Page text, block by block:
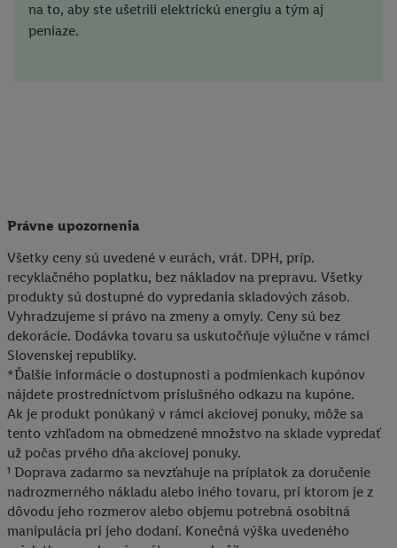
na to, aby ste ušetrili elektrickú energiu a tým aj
peniaze.
Právne upozornenia
Všetky ceny sú uvedené v eurách, vrát. DPH, príp.
recyklačného poplatku, bez nákladov na prepravu. Všetky
produkty sú dostupné do vypredania skladových zásob.
Vyhradzujeme si právo na zmeny a omyly. Ceny sú bez
dekorácie. Dodávka tovaru sa uskutočňuje výlučne v rámci
Slovenskej republiky.
*Ďalšie informácie o dostupnosti a podmienkach kupónov
nájdete prostredníctvom príslušného odkazu na kupóne.
Ak je produkt ponúkaný v rámci akciovej ponuky, môže sa
tento vzhľadom na obmedzené množstvo na sklade vypredať
už počas prvého dňa akciovej ponuky.
¹ Doprava zadarmo sa nevzťahuje na príplatok za doručenie
nadrozmerného nákladu alebo iného tovaru, pri ktorom je z
dôvodu jeho rozmerov alebo objemu potrebná osobitná
manipulácia pri jeho dodaní. Konečná výška uvedeného